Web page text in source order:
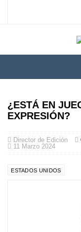
¿ESTÁ EN
EXPRESIÓN?
Director de Edición
11 Marzo 2024
ESTADOS UNIDOS